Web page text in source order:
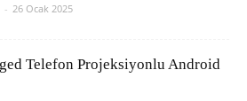
- 26 Ocak 2025
Telefon Projeksiyonlu Android